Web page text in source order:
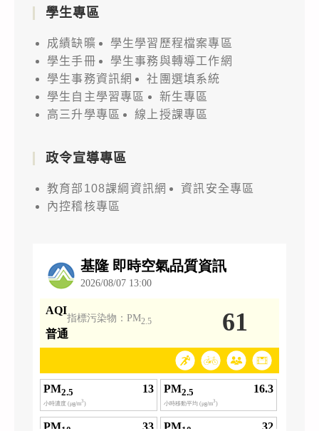
學生專區
成績缺曠
學生學習歷程檔案專區
學生手冊
學生事務與轉導工作網
學生事務資訊網
社團選填系統
學生自主學習專區
新生專區
高三升學專區
線上授課專區
政令宣導專區
教育部108課綱資訊網
資訊安全專區
內控稽核專區